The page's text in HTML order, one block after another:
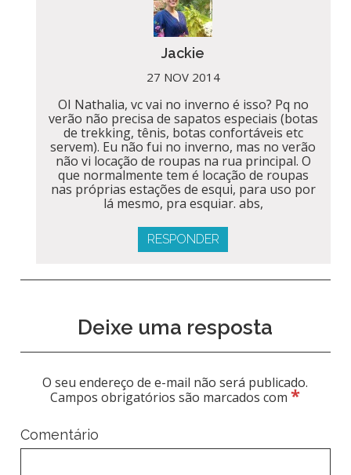
Jackie
27 NOV 2014
OI Nathalia, vc vai no inverno é isso? Pq no
verão não precisa de sapatos especiais (botas
de trekking, tênis, botas confortáveis etc
servem). Eu não fui no inverno, mas no verão
não vi locação de roupas na rua principal. O
que normalmente tem é locação de roupas
nas próprias estações de esqui, para uso por
lá mesmo, pra esquiar. abs,
RESPONDER
Deixe uma resposta
O seu endereço de e-mail não será publicado.
Campos obrigatórios são marcados com*
Comentário